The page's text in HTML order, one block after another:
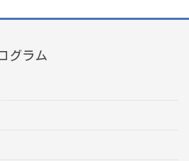
グラム